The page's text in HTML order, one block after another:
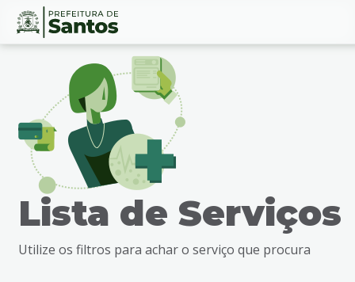
Ir
busca
Conteúdo
Lista de Serviços
Utilize os filtros para achar o serviço que procura